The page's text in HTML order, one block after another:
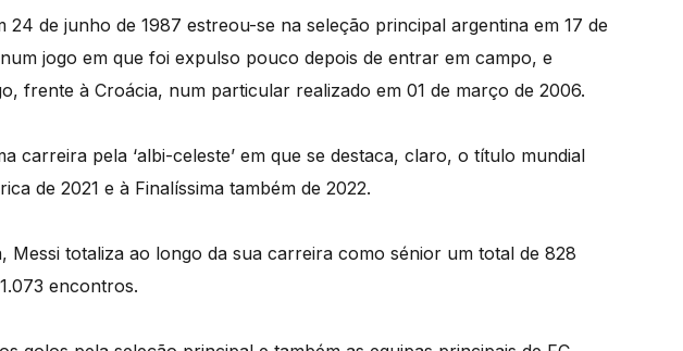
24 de junho de 1987 estreou-se na seleção principal argentina em 17 de
jogo em que foi expulso pouco depois de entrar em campo, e
frente à Croácia, num particular realizado em 01 de março de 2006.
carreira pela ‘albi-celeste’ em que se destaca, claro, o título mundial
de 2021 e à Finalíssima também de 2022.
Messi totaliza ao longo da sua carreira como sénior um total de 828
encontros.